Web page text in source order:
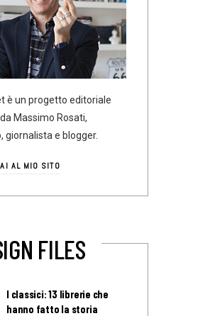
è un progetto editoriale
Massimo Rosati,
giornalista e blogger.
AL MIO SITO
FILES
I classici: 13 librerie che
hanno fatto la storia